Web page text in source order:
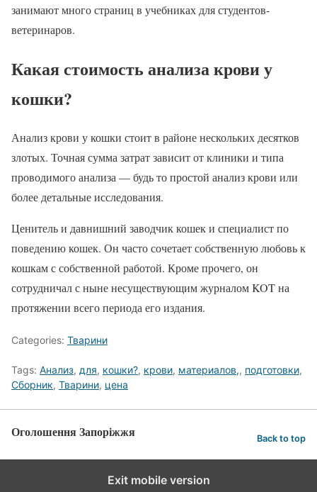
занимают много страниц в учебниках для студентов-
ветеринаров.
Какая стоимость анализа крови у
кошки?
Анализ крови у кошки стоит в районе нескольких десятков
злотых. Точная сумма затрат зависит от клиники и типа
проводимого анализа — будь то простой анализ крови или
более детальные исследования.
Ценитель и давнишний заводчик кошек и специалист по
поведению кошек. Он часто сочетает собственную любовь к
кошкам с собственной работой. Кроме прочего, он
сотрудничал с ныне несуществующим журналом KOT на
протяжении всего периода его издания.
Categories: Тварини
Tags: Анализ, для, кошки?, крови, материалов,, подготовки,
Сборник, Тварини, цена
Оголошення Запоріжжя Back to top
Exit mobile version